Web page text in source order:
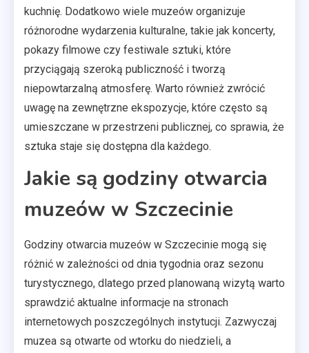
kuchnię. Dodatkowo wiele muzeów organizuje
różnorodne wydarzenia kulturalne, takie jak koncerty,
pokazy filmowe czy festiwale sztuki, które
przyciągają szeroką publiczność i tworzą
niepowtarzalną atmosferę. Warto również zwrócić
uwagę na zewnętrzne ekspozycje, które często są
umieszczane w przestrzeni publicznej, co sprawia, że
sztuka staje się dostępna dla każdego.
Jakie są godziny otwarcia
muzeów w Szczecinie
Godziny otwarcia muzeów w Szczecinie mogą się
różnić w zależności od dnia tygodnia oraz sezonu
turystycznego, dlatego przed planowaną wizytą warto
sprawdzić aktualne informacje na stronach
internetowych poszczególnych instytucji. Zazwyczaj
muzea są otwarte od wtorku do niedzieli, a